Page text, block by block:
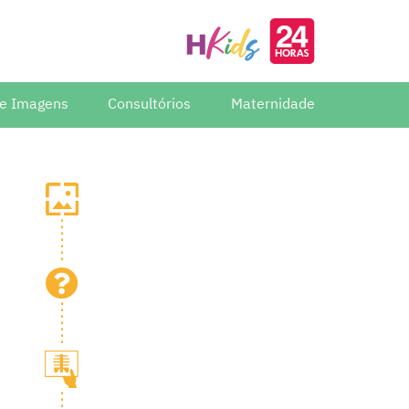
Imagens Consultórios Maternidade